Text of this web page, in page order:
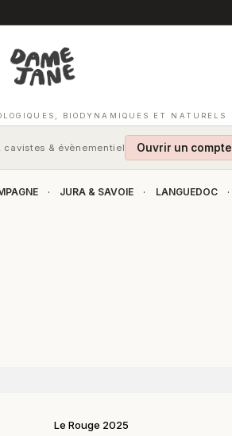
BIODYNAMIQUES ET NATURELS
& évènementiel Ouvrir un compte
· JURA & SAVOIE · LANGUEDOC ·
Le Rouge 2025